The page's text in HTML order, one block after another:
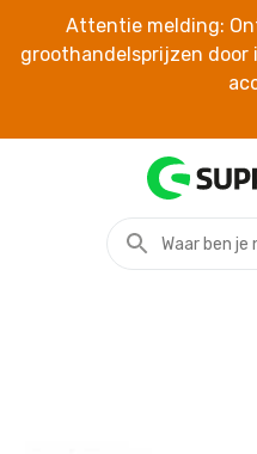
Attentie melding:
groothandelsprijzen door